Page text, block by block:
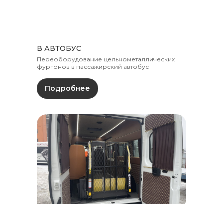
Переоборудование цельнометаллических
фургонов в пассажирский автобус
В АВТОБУС
Подробнее